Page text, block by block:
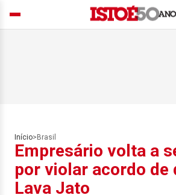
Início> Brasil
Empresário volta a
por violar acordo de
Lava Jato